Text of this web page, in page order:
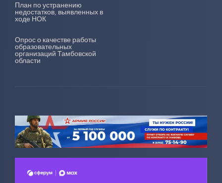
План по устранению
недостатков, выявленных в
ходе НОК
Опрос о качестве работы
образовательных
организаций Тамбовской
области